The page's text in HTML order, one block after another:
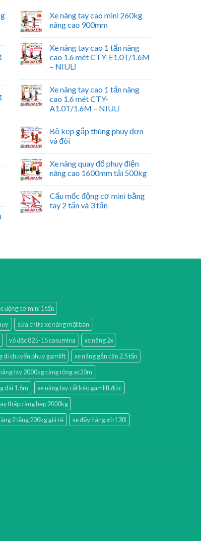
Xe nâng tay cao mini 260kg
nâng cao 900mm
Xe nâng tay cao 1 tấn nâng
cao 1.6 mét CTY-E1.0T/1.6M
– NIULI
Xe nâng tay cao 1 tấn nâng
cao 1.6 mét CTY-
A1.0T/1.6M – NIULI
Bộ kẹp gắp thùng phuy đơn
và đôi
Xe nâng quay đổ phuy điện
nâng cao 1600mm tải 500kg
Cẩu mốc động cơ mini bằng
tay 2 tấn và 3 tấn
động cơ mini 1 tấn
sửa chữa xe nâng mặt bàn
vỏ đặc 825-15 casumina
xe nâng 2x
di chuyển phuy gamlift
xe nâng gắn cân 2.5 tấn
tay 2000kg càng rộng ac20m
dài 1.6m
xe nâng tay cắt kéo gamlift đức
thấp càng hẹp 2000kg
2 tầng 200kg giá rẻ xe đẩy hàng xth130l